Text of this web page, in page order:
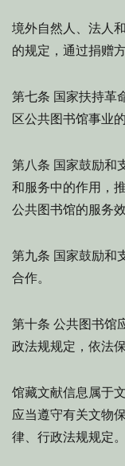
境外自然人、法人
的规定，通过捐赠
第七条 国家扶持革
区公共图书馆事业的
第八条 国家鼓励和
和服务中的作用，
公共图书馆的服务效
第九条 国家鼓励和
合作。
第十条 公共图书馆
政法规规定，依法
馆藏文献信息属于
应当遵守有关文物
律、行政法规规定。